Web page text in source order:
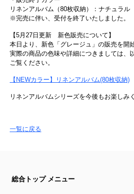
リネンアルバム（80枚収納）：ナチュラル
※完売に伴い、受付を終了いたしました。
【5月27日更新 新色販売について】
本日より、新色「グレージュ」の販売を開
実際の商品の色味や詳細につきましては、
ご覧ください。
【NEWカラー】リネンアルバム(80枚収納)
リネンアルバムシリーズを今後もお楽しみ
一覧に戻る
総合トップ メニュー